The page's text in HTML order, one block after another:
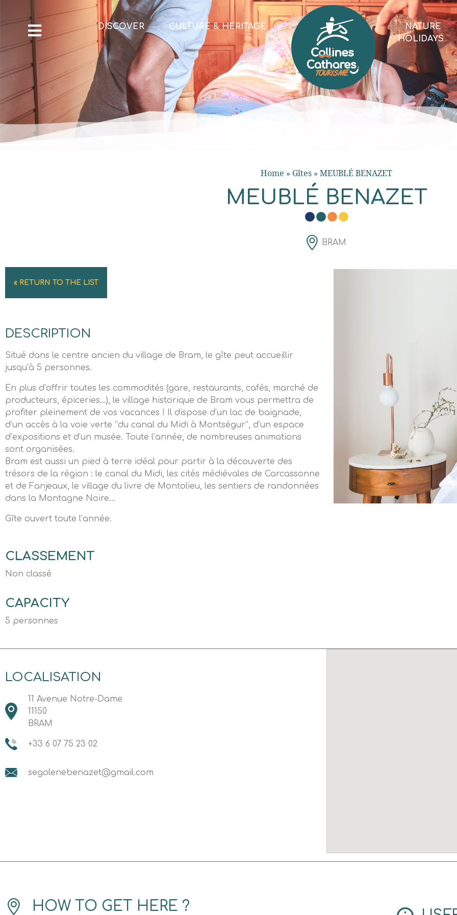
DISCOVER CULTURE & HERITAGE NATURE
HOLIDAYS
Home » Gîtes » MEUBLÉ BENAZET
MEUBLÉ BENAZET
BRAM
« RETURN TO THE LIST
DESCRIPTION
Situé dans le centre ancien du village de Bram, le gîte peut accueillir
jusqu’à 5 personnes.
En plus d’offrir toutes les commodités (gare, restaurants, cafés, marché de
producteurs, épiceries…), le village historique de Bram vous permettra de
profiter pleinement de vos vacances ! Il dispose d’un lac de baignade,
d’un accès à la voie verte “du canal du Midi à Montségur”, d’un espace
d’expositions et d’un musée. Toute l’année, de nombreuses animations
sont organisées.
Bram est aussi un pied à terre idéal pour partir à la découverte des
trésors de la région : le canal du Midi, les cités médiévales de Carcassonne
et de Fanjeaux, le village du livre de Montolieu, les sentiers de randonnées
dans la Montagne Noire…
Gîte ouvert toute l’année.
CLASSEMENT
Non classé
CAPACITY
5 personnes
LOCALISATION
11 Avenue Notre-Dame
11150
BRAM
+33 6 07 75 23 02
segolenebenazet@gmail.com
HOW TO GET HERE ?